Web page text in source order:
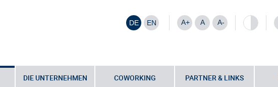
DE EN A+ A A-
DIE UNTERNEHMEN COWORKING PARTNER & LINKS